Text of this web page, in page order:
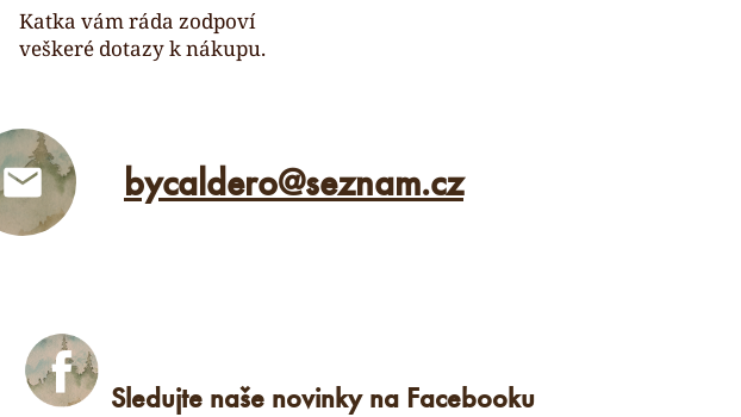
Katka vám ráda zodpoví
veškeré dotazy k nákupu.
bycaldero@seznam.cz
Sledujte naše novinky na Facebooku